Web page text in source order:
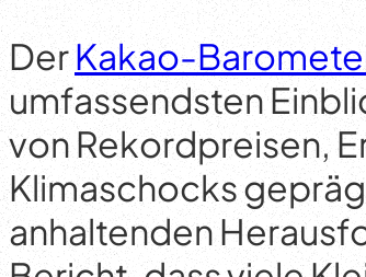
DerKakao-
umfassendsten
von Rekordpreisen,
Klimaschocks
anhaltenden